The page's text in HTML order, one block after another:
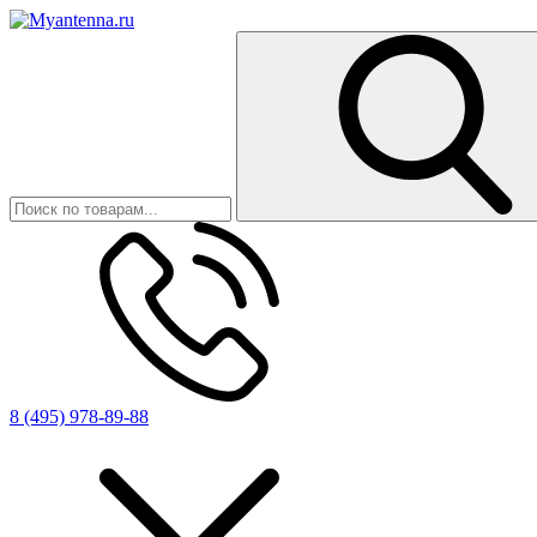
8 (495) 978-89-88